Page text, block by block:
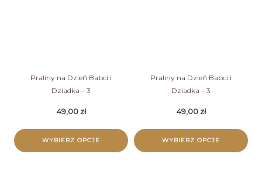
Praliny na Dzień Babci i
Dziadka – 3
49,00 zł
WYBIERZ OPCJE
Praliny na Dzień Babci i
Dziadka – 3
49,00 zł
WYBIERZ OPCJE